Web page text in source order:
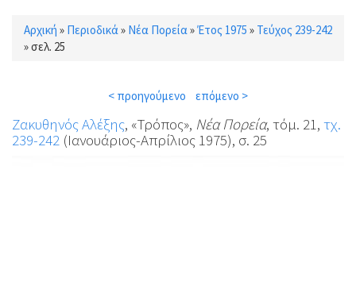
Είστε εδώ
Αρχική » Περιοδικά » Νέα Πορεία »Έτος 1975 » Τεύχος 239-242
»σελ. 25
< προηγούμενο επόμενο >
Ζακυθηνός Αλέξης, «Τρόπος», Νέα Πορεία, τόμ. 21, τχ.
239-242 (Ιανουάριος-Απρίλιος 1975), σ. 25